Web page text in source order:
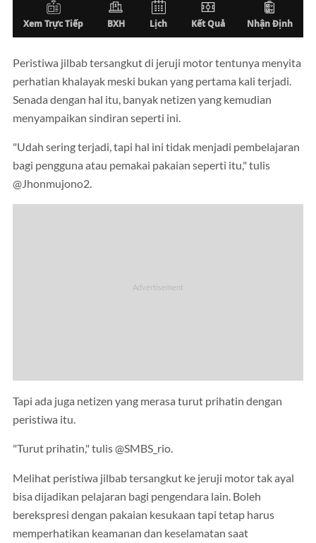
Peristiwa jilbab tersangkut di jeruji motor tentunya menyita
perhatian khalayak meski bukan yang pertama kali terjadi.
Senada dengan hal itu, banyak netizen yang kemudian
menyampaikan sindiran seperti ini.
"Udah sering terjadi, tapi hal ini tidak menjadi pembelajaran
bagi pengguna atau pemakai pakaian seperti itu," tulis
@Jhonmujono2.
Tapi ada juga netizen yang merasa turut prihatin dengan
peristiwa itu.
"Turut prihatin," tulis @SMBS_rio.
Melihat peristiwa jilbab tersangkut ke jeruji motor tak ayal
bisa dijadikan pelajaran bagi pengendara lain. Boleh
berekspresi dengan pakaian kesukaan tapi tetap harus
memperhatikan keamanan dan keselamatan saat